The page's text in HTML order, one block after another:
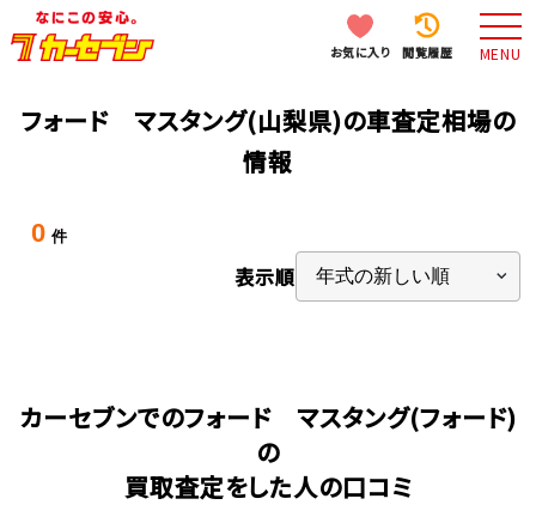
お気に入り 閲覧履歴 MENU
フォード マスタング(山梨県)の車査定相場の
情報
0 件
表示順
カーセブンでのフォード マスタング(フォード)
の
買取査定をした人の口コミ